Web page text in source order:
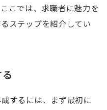
報を伝える
き方4パターン
こでは、求職者に魅力を
ステップを紹介してい
するには、まず最初に